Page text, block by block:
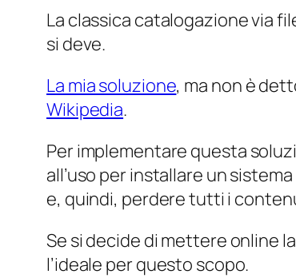
La classica catalogazione via
si deve.
La mia soluzione, ma non è
Wikipedia.
Per implementare questa
all’uso per installare un
e, quindi, perdere tutti i
Se si decide di mettere online
l’ideale per questo scopo.